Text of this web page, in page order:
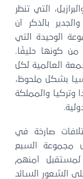
التي تنظر
بالذكر أن
الوحيدة التي
من كونها حليفًا.
العالمية لكل
بشكل ملحوظ،
وتركيا والمملكة
صارخة في
مجموعة السبع
لمستقبل أمنهم
الشعور السائد